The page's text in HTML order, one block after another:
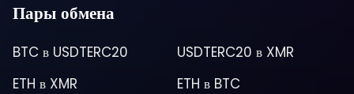
Пары обмена
BTC в USDTERC20 USDTERC20 в XMR
ETH в XMR ETH в BTC